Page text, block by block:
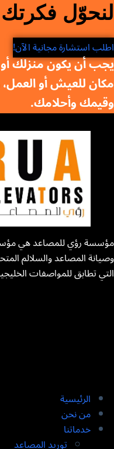
لنحوّل
اطلب استشارة مجانية الآن!
يجب أن يكون منزلك
مكان للعيش أو
وقيمك وأحلامك.
مؤسسة رؤي للمصاعد هي
وصيانة المصاعد والسلالم
التي تطابق للمواصفات
الرئيسية
من نحن
خدماتنا
توريد المصاعد​